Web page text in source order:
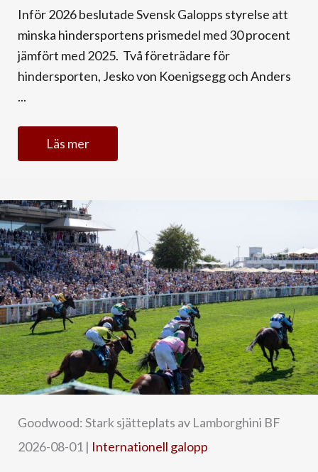
Inför 2026 beslutade Svensk Galopps styrelse att
minska hindersportens prismedel med 30 procent
jämfört med 2025. Två företrädare för
hindersporten, Jesko von Koenigsegg och Anders
...
Läs mer
Goodwood: Stark sjätteplats av Lamborghini BF
2026-08-01 | Internationell galopp